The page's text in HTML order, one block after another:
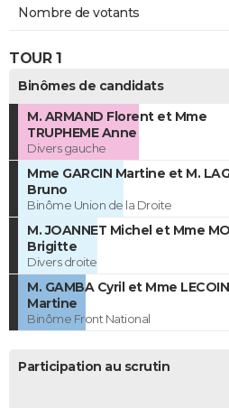
Nombre de votants
TOUR 1
Binômes de candidats
M. ARMAND Florent et Mme
TRUPHEME Anne
Divers gauche
Mme GARCIN Martine et M.
Bruno
Binôme Union de la Droite
M. JOANNET Michel et Mme
Brigitte
Divers droite
M. GAMBA Cyril et Mme
Martine
Binôme Front National
Participation au scrutin